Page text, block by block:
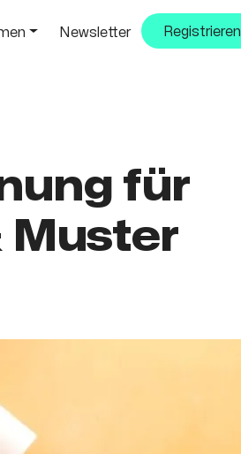
Newsletter Registrieren
für
Muster